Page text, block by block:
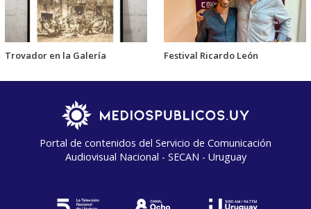
Trovador en la Galería Festival Ricardo León
Portal de contenidos del Servicio de Comunicación
Audiovisual Nacional - SECAN - Uruguay